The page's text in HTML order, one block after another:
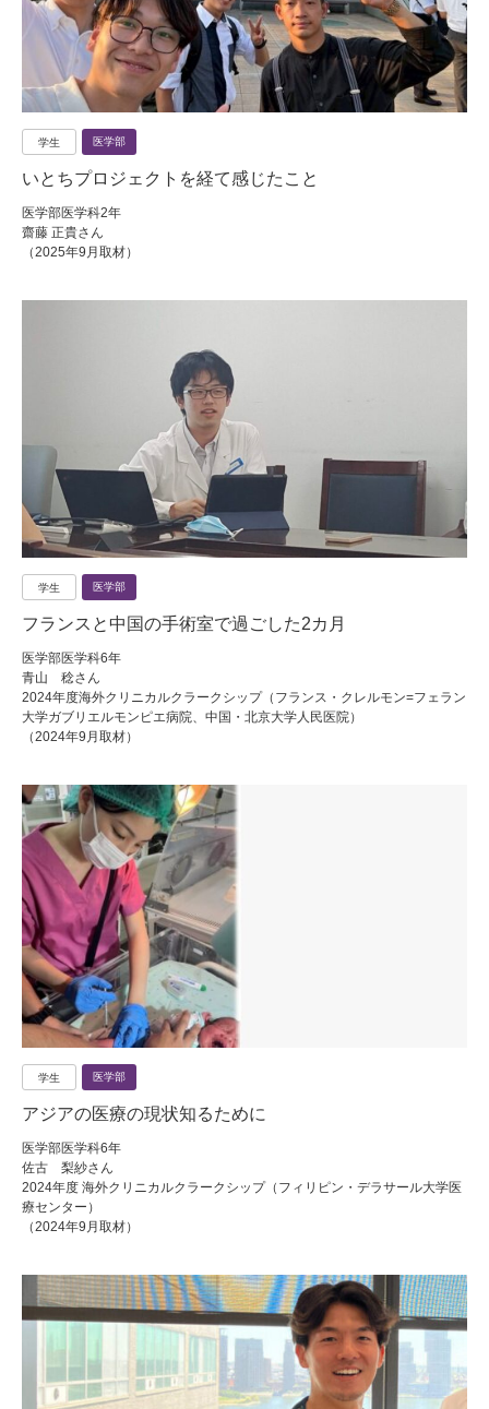
学生 医学部
いとちプロジェクトを経て感じたこと
医学部医学科2年
齋藤 正貴さん
（2025年9月取材）
学生 医学部
フランスと中国の手術室で過ごした2カ月
医学部医学科6年
青山 稔さん
2024年度海外クリニカルクラークシップ（フランス・クレルモン=フェラン
大学ガブリエルモンピエ病院、中国・北京大学人民医院）
（2024年9月取材）
学生 医学部
アジアの医療の現状知るために
医学部医学科6年
佐古 梨紗さん
2024年度 海外クリニカルクラークシップ（フィリピン・デラサール大学医
療センター）
（2024年9月取材）